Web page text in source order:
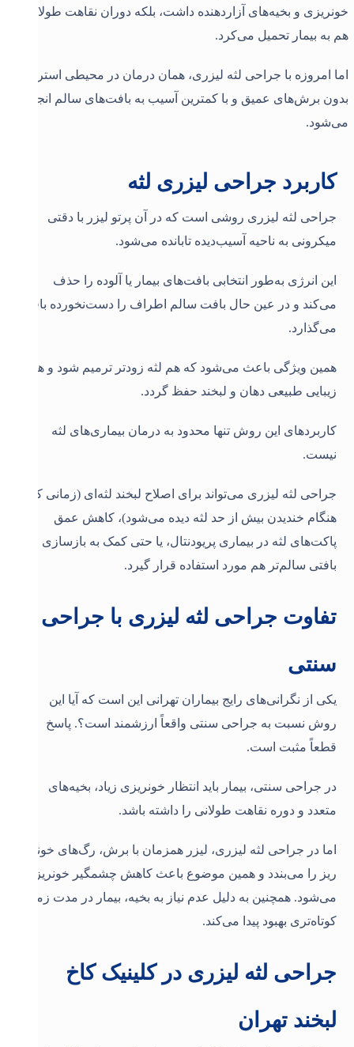
خونریزی و بخیه‌های آزاردهنده داشت، بلکه دوران نقاهت طولانی را
هم به بیمار تحمیل می‌کرد.
اما امروزه با جراحی لثه لیزری، همان درمان در محیطی استریل،
بدون برش‌های عمیق و با کمترین آسیب به بافت‌های سالم انجام
می‌شود.
کاربرد جراحی لیزری لثه
جراحی لثه لیزری روشی است که در آن پرتو لیزر با دقتی
میکرونی به ناحیه آسیب‌دیده تابانده می‌شود.
این انرژی به‌طور انتخابی بافت‌های بیمار یا آلوده را حذف
می‌کند و در عین حال بافت سالم اطراف را دست‌نخورده باقی
می‌گذارد.
همین ویژگی باعث می‌شود که هم لثه زودتر ترمیم شود و هم
زیبایی طبیعی دهان و لبخند حفظ گردد.
کاربردهای این روش تنها محدود به درمان بیماری‌های لثه
نیست.
جراحی لثه لیزری می‌تواند برای اصلاح لبخند لثه‌ای (زمانی که
هنگام خندیدن بیش از حد لثه دیده می‌شود)، کاهش عمق
پاکت‌های لثه در بیماری پریودنتال، یا حتی کمک به بازسازی
بافتی سالم‌تر هم مورد استفاده قرار گیرد.
تفاوت جراحی لثه لیزری با جراحی
سنتی
یکی از نگرانی‌های رایج بیماران تهرانی این است که آیا این
روش نسبت به جراحی سنتی واقعاً ارزشمند است؟. پاسخ
قطعاً مثبت است.
در جراحی سنتی، بیمار باید انتظار خونریزی زیاد، بخیه‌های
متعدد و دوره نقاهت طولانی را داشته باشد.
اما در جراحی لثه لیزری، لیزر همزمان با برش، رگ‌های خونی
ریز را می‌بندد و همین موضوع باعث کاهش چشمگیر خونریزی
می‌شود. همچنین به دلیل عدم نیاز به بخیه، بیمار در مدت زمان
کوتاه‌تری بهبود پیدا می‌کند.
جراحی لثه لیزری در کلینیک کاخ
لبخند تهران